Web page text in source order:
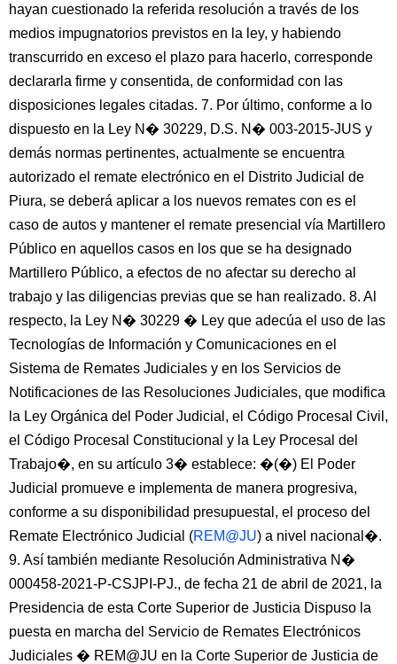
hayan cuestionado la referida resolución a través de los
medios impugnatorios previstos en la ley, y habiendo
transcurrido en exceso el plazo para hacerlo, corresponde
declararla firme y consentida, de conformidad con las
disposiciones legales citadas. 7. Por último, conforme a lo
dispuesto en la Ley N� 30229, D.S. N� 003-2015-JUS y
demás normas pertinentes, actualmente se encuentra
autorizado el remate electrónico en el Distrito Judicial de
Piura, se deberá aplicar a los nuevos remates con es el
caso de autos y mantener el remate presencial vía Martillero
Público en aquellos casos en los que se ha designado
Martillero Público, a efectos de no afectar su derecho al
trabajo y las diligencias previas que se han realizado. 8. Al
respecto, la Ley N� 30229 � Ley que adecúa el uso de las
Tecnologías de Información y Comunicaciones en el
Sistema de Remates Judiciales y en los Servicios de
Notificaciones de las Resoluciones Judiciales, que modifica
la Ley Orgánica del Poder Judicial, el Código Procesal Civil,
el Código Procesal Constitucional y la Ley Procesal del
Trabajo�, en su artículo 3� establece: �(�) El Poder
Judicial promueve e implementa de manera progresiva,
conforme a su disponibilidad presupuestal, el proceso del
Remate Electrónico Judicial (REM@JU) a nivel nacional�.
9. Así también mediante Resolución Administrativa N�
000458-2021-P-CSJPI-PJ., de fecha 21 de abril de 2021, la
Presidencia de esta Corte Superior de Justicia Dispuso la
puesta en marcha del Servicio de Remates Electrónicos
Judiciales � REM@JU en la Corte Superior de Justicia de